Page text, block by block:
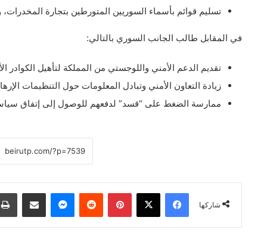
تسليم قوائم بأسماء السوريين المتورطين بتجارة
في المقابل طالب الجانب السوري بالتالي:
تقديم الدعم الأمني واللوجستي من المملكة لتأهيل الكوادر
زيادة التعاون الأمني وتبادل المعلومات حول التنظيمات
ممارسة الضغط على “قسد” لدفعهم للوصول إلى إتفاق
شاركها
فيسبوك ‫X بينتيريست
‏Reddit ماسنجر مشاركة عبر البريد